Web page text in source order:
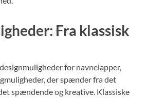
Fra klassisk
for navnelapper,
der spænder fra det
spændende og kreative. Klassiske